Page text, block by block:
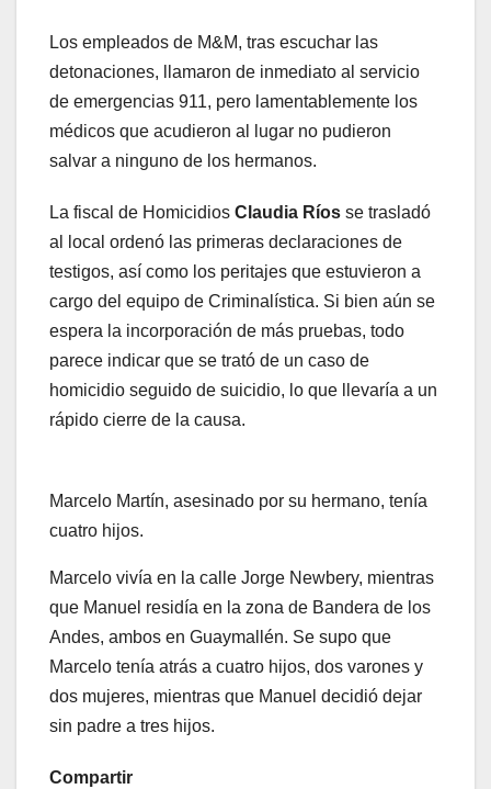
Los empleados de M&M, tras escuchar las
detonaciones, llamaron de inmediato al servicio
de emergencias 911, pero lamentablemente los
médicos que acudieron al lugar no pudieron
salvar a ninguno de los hermanos.
La fiscal de Homicidios Claudia Ríos se trasladó
al local ordenó las primeras declaraciones de
testigos, así como los peritajes que estuvieron a
cargo del equipo de Criminalística. Si bien aún se
espera la incorporación de más pruebas, todo
parece indicar que se trató de un caso de
homicidio seguido de suicidio, lo que llevaría a un
rápido cierre de la causa.
Marcelo Martín, asesinado por su hermano, tenía
cuatro hijos.
Marcelo vivía en la calle Jorge Newbery, mientras
que Manuel residía en la zona de Bandera de los
Andes, ambos en Guaymallén. Se supo que
Marcelo tenía atrás a cuatro hijos, dos varones y
dos mujeres, mientras que Manuel decidió dejar
sin padre a tres hijos.
Compartir